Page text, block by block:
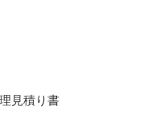
見積り書